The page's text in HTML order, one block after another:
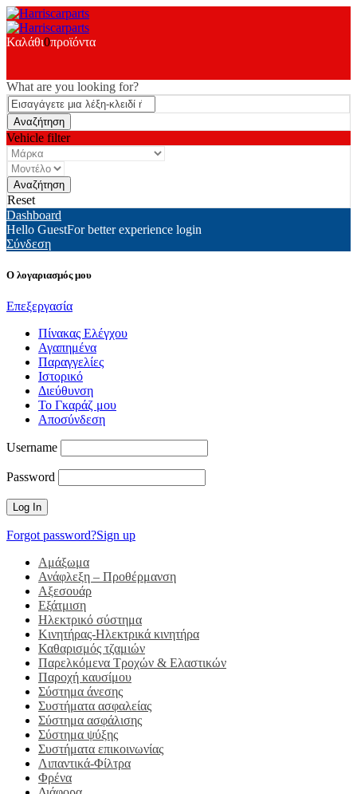
Καλάθι0προϊόντα
What are you looking for?
Vehicle filter
Reset
Dashboard
Hello GuestFor better experience login
Σύνδεση
Ο λογαριασμός μου
Επεξεργασία
Πίνακας Ελέγχου
Αγαπημένα
Παραγγελίες
Ιστορικό
Διεύθυνση
Το Γκαράζ μου
Αποσύνδεση
Username
Password
Forgot password?Sign up
Αμάξωμα
Ανάφλεξη – Προθέρμανση
Αξεσουάρ
Εξάτμιση
Ηλεκτρικό σύστημα
Κινητήρας-Ηλεκτρικά κινητήρα
Καθαρισμός τζαμιών
Παρελκόμενα Τροχών & Ελαστικών
Παροχή καυσίμου
Σύστημα άνεσης
Συστήματα ασφαλείας
Σύστημα ασφάλισης
Σύστημα ψύξης
Συστήματα επικοινωνίας
Λιπαντικά-Φίλτρα
Φρένα